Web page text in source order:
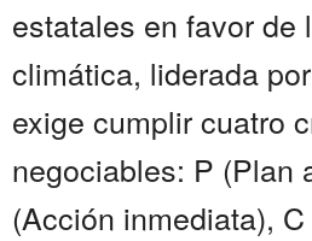
estatales en favor de
climática, liderada
exige cumplir cuatro
negociables: P (Plan
(Acción inmediata),